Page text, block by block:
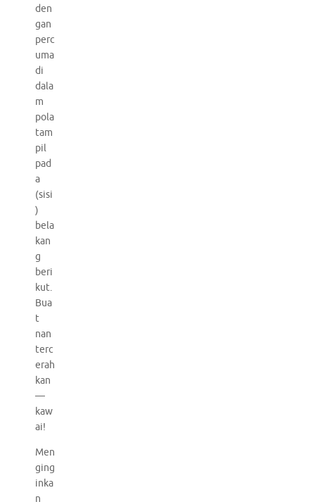
den
gan
perc
uma
di
dala
m
pola
tam
pil
pad
a
(sisi
)
bela
kan
g
beri
kut.
Bua
t
nan
terc
erah
kan
—
kaw
ai!
Men
ging
inka
n